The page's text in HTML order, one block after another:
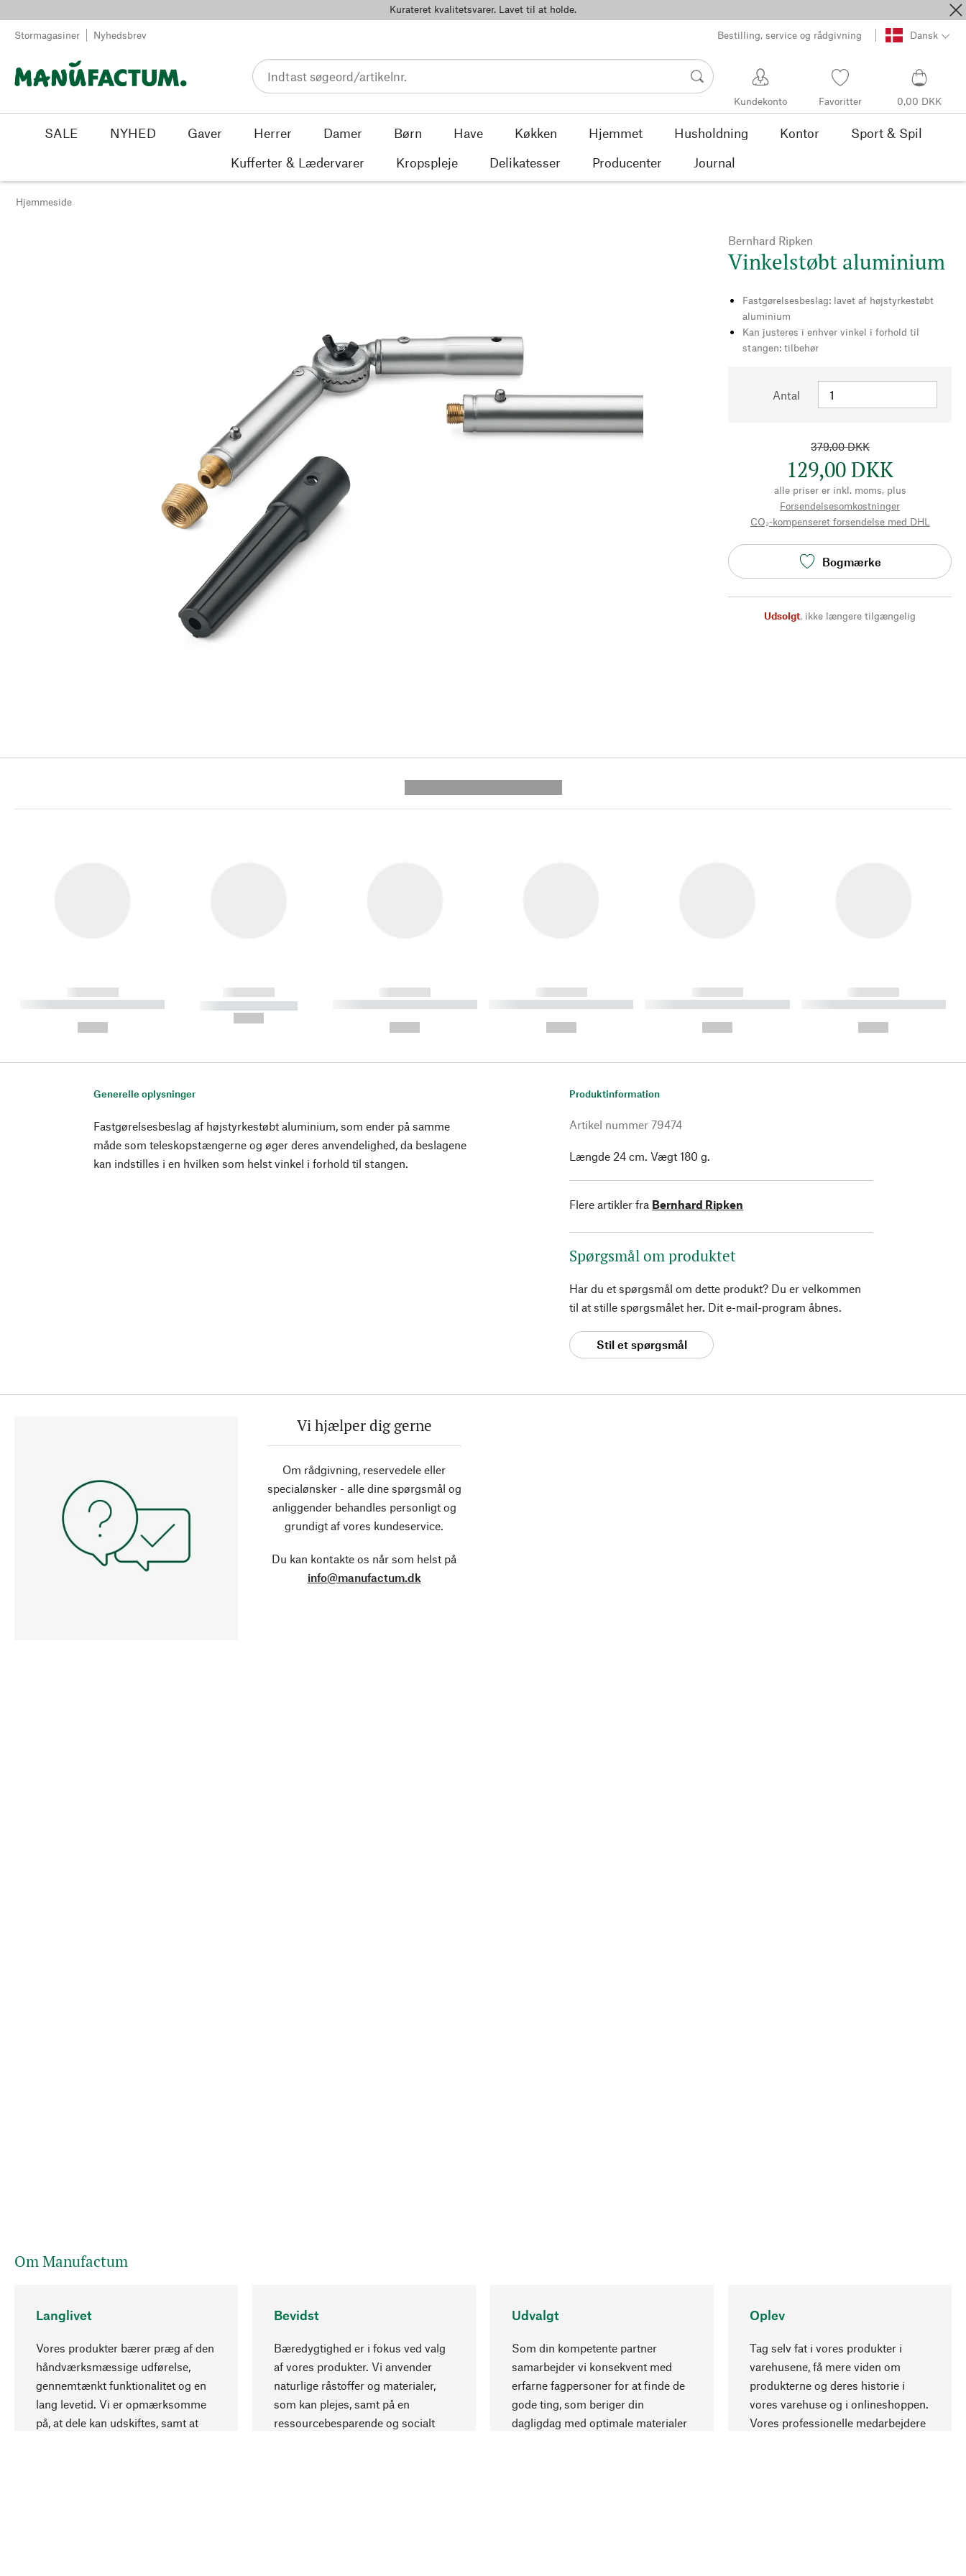
Kurateret kvalitetsvarer. Lavet til at holde.
Stormagasiner Nyhedsbrev Bestilling, service og rådgivning Dansk
Kundekonto Favoritter 0,00 DKK
SALE NYHED Gaver Herrer Damer Børn Have Køkken Hjemmet Husholdning Kontor
Sport & Spil
Kufferter & Lædervarer
Kropspleje Delikatesser Producenter Journal
Hjemmeside
Bernhard Ripken
Vinkelstøbt aluminium
Fastgørelsesbeslag: lavet af højstyrkestøbt
aluminium
Kan justeres i enhver vinkel i forhold til
stangen: tilbehør
Antal
379,00 DKK
129,00 DKK
alle priser er inkl. moms, plus
Forsendelsesomkostninger
CO₂-kompenseret forsendelse med DHL
Bogmærke
Udsolgt, ikke længere tilgængelig
------------
----------- ----------- ----------
------------
----------- -----------
------------
----------- ----------- ----------
------------
----------- ----------- ----------
------------
----------- ----------- ----------
------------
----------- ----------- ----------
Generelle oplysninger
Fastgørelsesbeslag af højstyrkestøbt aluminium, som ender på samme
måde som teleskopstængerne og øger deres anvendelighed, da beslagene
kan indstilles i en hvilken som helst vinkel i forhold til stangen.
Produktinformation
Artikel nummer 79474
Længde 24 cm. Vægt 180 g.
Flere artikler fra Bernhard Ripken
Spørgsmål om produktet
Har du et spørgsmål om dette produkt? Du er velkommen
til at stille spørgsmålet her. Dit e-mail-program åbnes.
Stil et spørgsmål
Vi hjælper dig gerne
Om rådgivning, reservedele eller
specialønsker - alle dine spørgsmål og
anliggender behandles personligt og
grundigt af vores kundeservice.
Du kan kontakte os når som helst på
info@manufactum.dk
Om Manufactum
Langlivet
Vores produkter bærer præg af den
håndværksmæssige udførelse,
gennemtænkt funktionalitet og en
lang levetid. Vi er opmærksomme
på, at dele kan udskiftes, samt at
Bevidst
Bæredygtighed er i fokus ved valg
af vores produkter. Vi anvender
naturlige råstoffer og materialer,
som kan plejes, samt på en
ressourcebesparende og socialt
Udvalgt
Som din kompetente partner
samarbejder vi konsekvent med
erfarne fagpersoner for at finde de
gode ting, som beriger din
dagligdag med optimale materialer
Oplev
Tag selv fat i vores produkter i
varehusene, få mere viden om
produkterne og deres historie i
vores varehuse og i onlineshoppen.
Vores professionelle medarbejdere
Opadgående